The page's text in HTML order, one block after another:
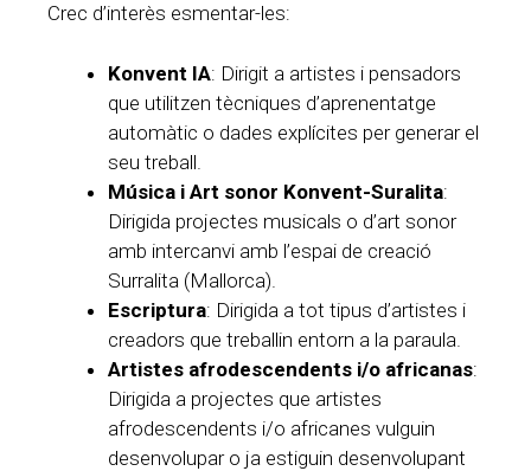
Crec d’interès esmentar-les:
Konvent IA: Dirigit a artistes i pensadors
que utilitzen tècniques d’aprenentatge
automàtic o dades explícites per generar el
seu treball.
Música i Art sonor Konvent-Suralita:
Dirigida projectes musicals o d’art sonor
amb intercanvi amb l’espai de creació
Surralita (Mallorca).
Escriptura: Dirigida a tot tipus d’artistes i
creadors que treballin entorn a la paraula.
Artistes afrodescendents i/o africanas:
Dirigida a projectes que artistes
afrodescendents i/o africanes vulguin
desenvolupar o ja estiguin desenvolupant